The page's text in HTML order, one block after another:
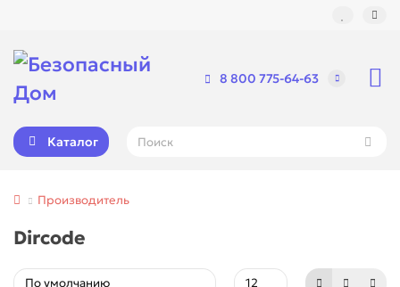
8 800 775-64-63
Каталог
Производитель
Dircode